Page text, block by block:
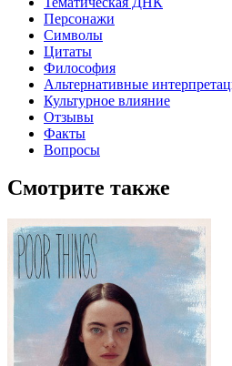
Персонажи
Символы
Цитаты
Философия
Альтернативные
Культурное влияние
Отзывы
Факты
Вопросы
Смотрите также